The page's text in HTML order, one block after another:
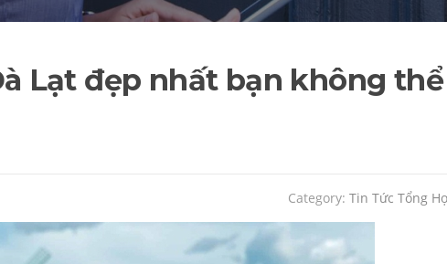
Lạt đẹp nhất bạn không thể
Category: Tin Tức Tổng